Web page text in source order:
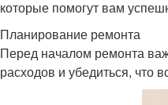
которые помогут вам
Планирование ремонта
Перед началом ремонта
расходов и убедиться, что